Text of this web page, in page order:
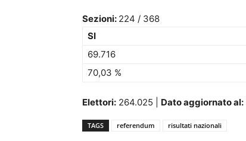
Sezioni: 224 / 368
SI
69.716
70,03 %
Elettori: 264.025 | Dato aggiornato al:
TAGS referendum risultati nazionali